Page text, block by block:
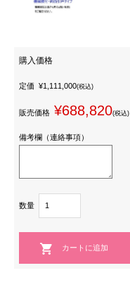
購入価格
定価 ¥1,111,000(税込)
販売価格 ¥688,820(税込)
備考欄（連絡事項）
数量